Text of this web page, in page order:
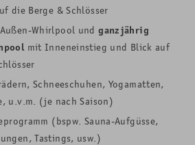
die Berge & Schlösser
Außen-Whirlpool und ganzjährig
mit Inneneinstieg und Blick auf
Schneeschuhen, Yogamatten,
u.v.m. (je nach Saison)
(bspw. Sauna-Aufgüsse,
Tastings, usw.)